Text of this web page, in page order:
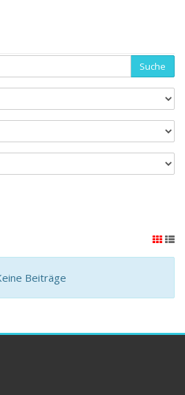
Suche
Beiträge